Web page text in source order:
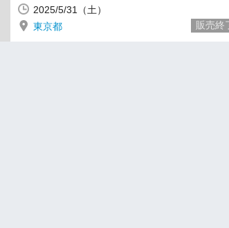
2025/5/31（土）
東京都
販売終